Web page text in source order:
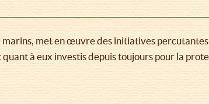
met en œuvre des initiatives
à eux investis depuis toujours pour la